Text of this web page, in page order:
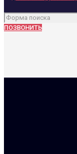
ПОЗВОНИТЬ